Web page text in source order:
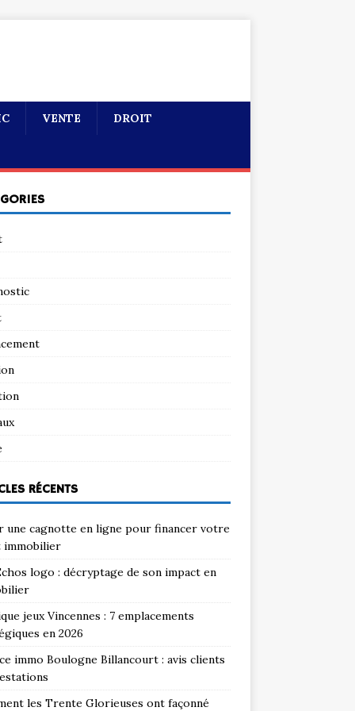
VENTE DROIT
RÉCENTS
une cagnotte en ligne pour financer votre
immobilier
logo : décryptage de son impact en
jeux Vincennes : 7 emplacements
en 2026
immo Boulogne Billancourt : avis clients
les Trente Glorieuses ont façonné